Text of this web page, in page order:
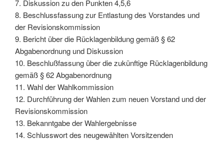
7. Diskussion zu den Punkten 4,5,6
8. Beschlussfassung zur Entlastung des Vorstandes und
der Revisionskommission
9. Bericht über die Rücklagenbildung gemäß § 62
Abgabenordnung und Diskussion
10. Beschlußfassung über die zukünftige Rücklagenbildung
gemäß § 62 Abgabenordnung
11. Wahl der Wahlkommission
12. Durchführung der Wahlen zum neuen Vorstand und der
Revisionskommission
13. Bekanntgabe der Wahlergebnisse
14. Schlusswort des neugewählten Vorsitzenden